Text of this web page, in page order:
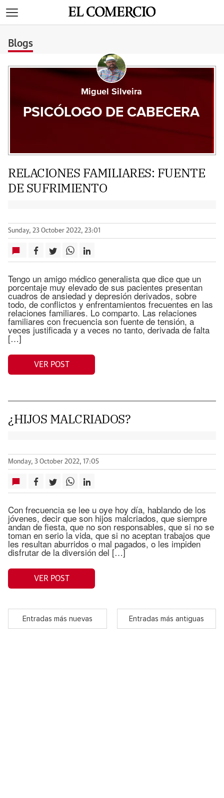
Blogs
Miguel Silveira
PSICÓLOGO DE CABECERA
RELACIONES FAMILIARES: FUENTE
DE SUFRIMIENTO
Sunday, 23 October 2022, 23:01
Tengo un amigo médico generalista que dice que un
porcentaje muy elevado de sus pacientes presentan
cuadros de ansiedad y depresión derivados, sobre
todo, de conflictos y enfrentamientos frecuentes en las
relaciones familiares. Lo comparto. Las relaciones
familiares con frecuencia son fuente de tensión, a
veces justificada y a veces no tanto, derivada de falta
[…]
VER POST
¿HIJOS MALCRIADOS?
Monday, 3 October 2022, 17:05
Con frecuencia se lee u oye hoy día, hablando de los
jóvenes, decir que son hijos malcriados, que siempre
andan de fiesta, que no son responsables, que si no se
toman en serio la vida, que si no aceptan trabajos que
les resultan aburridos o mal pagados, o les impiden
disfrutar de la diversión del […]
VER POST
Entradas más nuevas Entradas más antiguas